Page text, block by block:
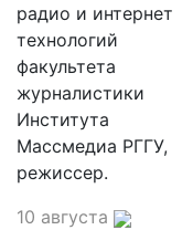
радио и интернет
технологий
факультета
журналистики
Института
Массмедиа РГГУ,
режиссер.
10 августа